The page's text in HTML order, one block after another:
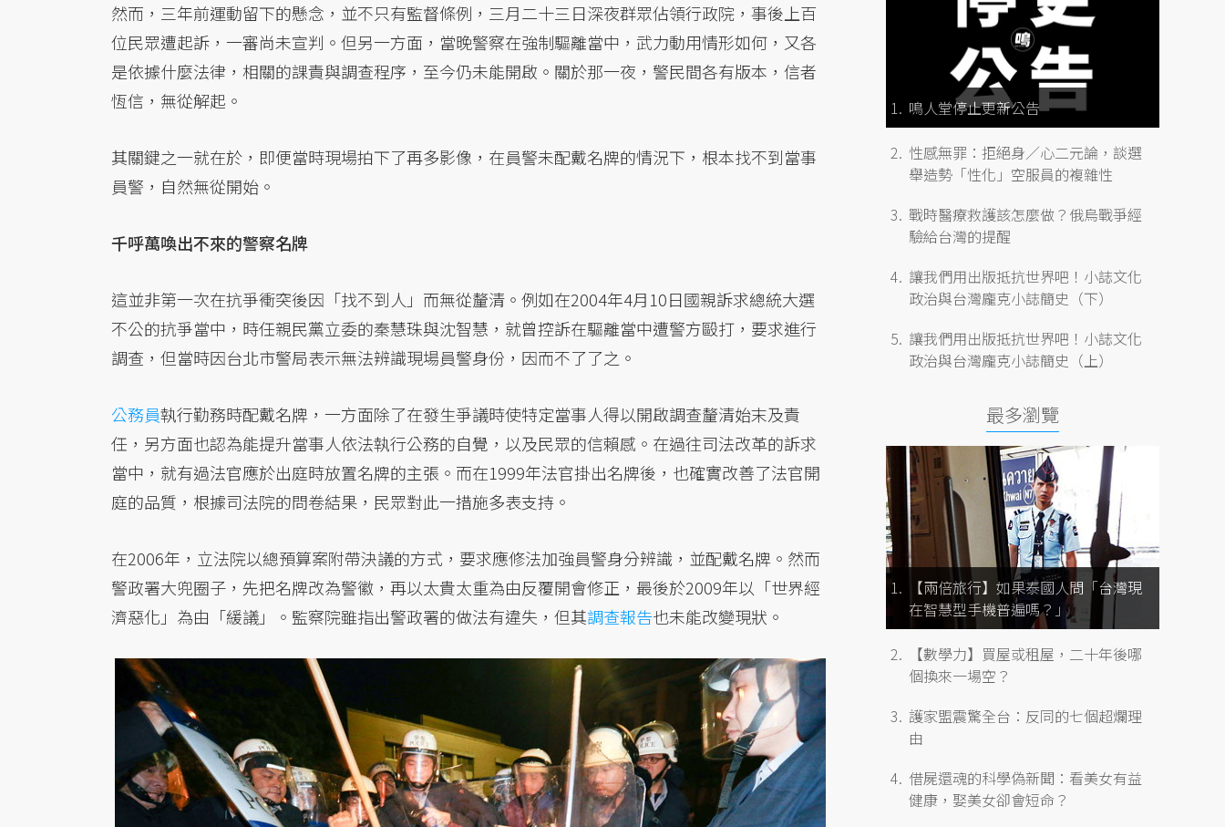
然而，三年前運動留下的懸念，並不只有監督條例，三月二十三日深夜群眾佔領行政院，事後上百
位民眾遭起訴，一審尚未宣判。但另一方面，當晚警察在強制驅離當中，武力動用情形如何，又各
是依據什麼法律，相關的課責與調查程序，至今仍未能開啟。關於那一夜，警民間各有版本，信者
恆信，無從解起。
其關鍵之一就在於，即便當時現場拍下了再多影像，在員警未配戴名牌的情況下，根本找不到當事
員警，自然無從開始。
千呼萬喚出不來的警察名牌
這並非第一次在抗爭衝突後因「找不到人」而無從釐清。例如在2004年4月10日國親訴求總統大選
不公的抗爭當中，時任親民黨立委的秦慧珠與沈智慧，就曾控訴在驅離當中遭警方毆打，要求進行
調查，但當時因台北市警局表示無法辨識現場員警身份，因而不了了之。
公務員執行勤務時配戴名牌，一方面除了在發生爭議時使特定當事人得以開啟調查釐清始末及責
任，另方面也認為能提升當事人依法執行公務的自覺，以及民眾的信賴感。在過往司法改革的訴求
當中，就有過法官應於出庭時放置名牌的主張。而在1999年法官掛出名牌後，也確實改善了法官開
庭的品質，根據司法院的問卷結果，民眾對此一措施多表支持。
在2006年，立法院以總預算案附帶決議的方式，要求應修法加強員警身分辨識，並配戴名牌。然而
警政署大兜圈子，先把名牌改為警徽，再以太貴太重為由反覆開會修正，最後於2009年以「世界經
濟惡化」為由「緩議」。監察院雖指出警政署的做法有違失，但其調查報告也未能改變現狀。
鳴人堂停止更新公告
性感無罪：拒絕身／心二元論，談選
舉造勢「性化」空服員的複雜性
戰時醫療救護該怎麼做？俄烏戰爭經
驗給台灣的提醒
讓我們用出版抵抗世界吧！小誌文化
政治與台灣龐克小誌簡史（下）
讓我們用出版抵抗世界吧！小誌文化
政治與台灣龐克小誌簡史（上）
最多瀏覽
【兩倍旅行】如果泰國人問「台灣現
在智慧型手機普遍嗎？」
【數學力】買屋或租屋，二十年後哪
個換來一場空？
護家盟震驚全台：反同的七個超爛理
由
借屍還魂的科學偽新聞：看美女有益
健康，娶美女卻會短命？